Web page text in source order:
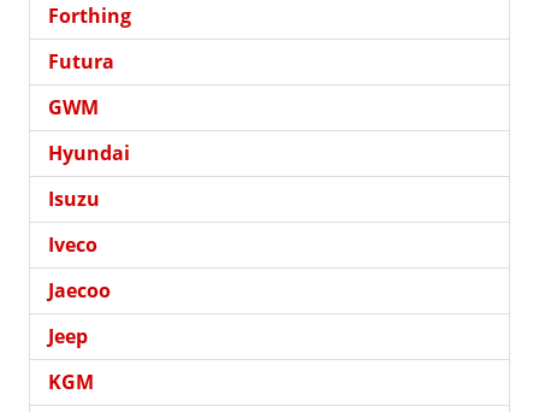
Forthing
Futura
GWM
Hyundai
Isuzu
Iveco
Jaecoo
Jeep
KGM